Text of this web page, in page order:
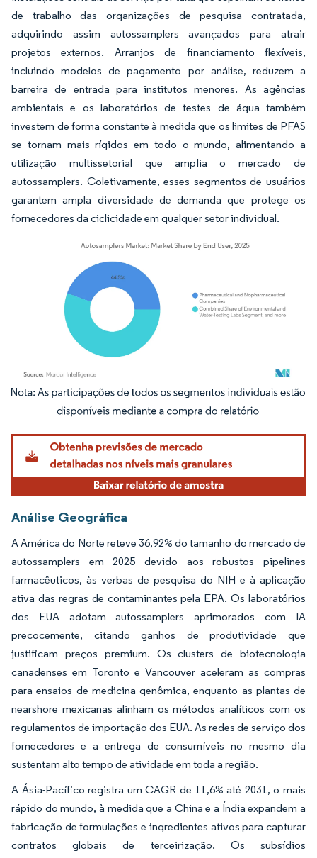
de trabalho das organizações de pesquisa contratada,
adquirindo assim autossamplers avançados para atrair
projetos externos. Arranjos de financiamento flexíveis,
incluindo modelos de pagamento por análise, reduzem a
barreira de entrada para institutos menores. As agências
ambientais e os laboratórios de testes de água também
investem de forma constante à medida que os limites de PFAS
se tornam mais rígidos em todo o mundo, alimentando a
utilização multissetorial que amplia o mercado de
autossamplers. Coletivamente, esses segmentos de usuários
garantem ampla diversidade de demanda que protege os
fornecedores da ciclicidade em qualquer setor individual.
Imagem © Mordor Intelligence. O reuso requer atribuição conforme CC BY 4.0.
Análise Geográfica
A América do Norte reteve 36,92% do tamanho do mercado de
autossamplers em 2025 devido aos robustos pipelines
farmacêuticos, às verbas de pesquisa do NIH e à aplicação
ativa das regras de contaminantes pela EPA. Os laboratórios
dos EUA adotam autossamplers aprimorados com IA
precocemente, citando ganhos de produtividade que
justificam preços premium. Os clusters de biotecnologia
canadenses em Toronto e Vancouver aceleram as compras
para ensaios de medicina genômica, enquanto as plantas de
nearshore mexicanas alinham os métodos analíticos com os
regulamentos de importação dos EUA. As redes de serviço dos
fornecedores e a entrega de consumíveis no mesmo dia
sustentam alto tempo de atividade em toda a região.
A Ásia-Pacífico registra um CAGR de 11,6% até 2031, o mais
rápido do mundo, à medida que a China e a Índia expandem a
fabricação de formulações e ingredientes ativos para capturar
contratos globais de terceirização. Os subsídios